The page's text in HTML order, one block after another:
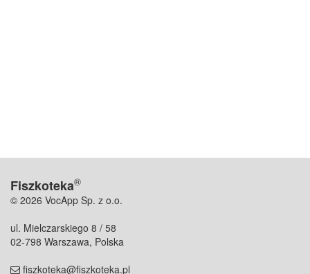
Fiszkoteka®
© 2026 VocApp Sp. z o.o.
ul. Mielczarskiego 8 / 58
02-798 Warszawa, Polska
fiszkoteka@fiszkoteka.pl